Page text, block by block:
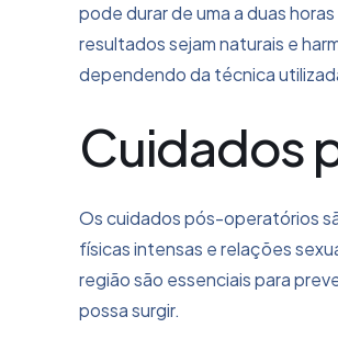
pode durar de uma a duas
resultados sejam naturais e
dependendo da técnica
Cuidados
Os cuidados pós-operatórios
físicas intensas e relações
região são essenciais para
possa surgir.